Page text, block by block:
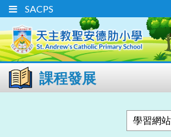
SACPS
課程發展